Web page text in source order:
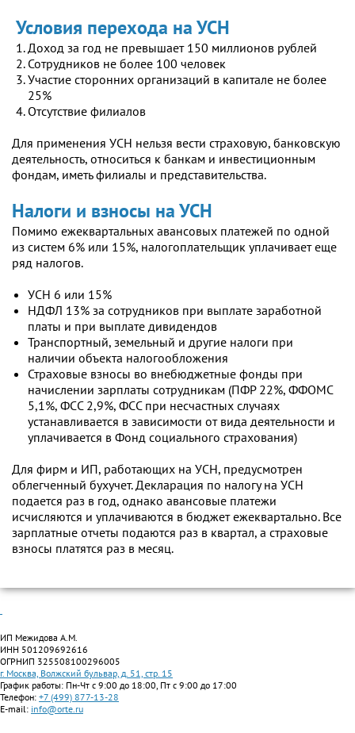
Условия перехода на УСН
Доход за год не превышает 150 миллионов рублей
Сотрудников не более 100 человек
Участие сторонних организаций в капитале не более
25%
Отсутствие филиалов
Для применения УСН нельзя вести страховую, банковскую
деятельность, относиться к банкам и инвестиционным
фондам, иметь филиалы и представительства.
Налоги и взносы на УСН
Помимо ежеквартальных авансовых платежей по одной
из систем 6% или 15%, налогоплательщик уплачивает еще
ряд налогов.
УСН 6 или 15%
НДФЛ 13% за сотрудников при выплате заработной
платы и при выплате дивидендов
Транспортный, земельный и другие налоги при
наличии объекта налогообложения
Страховые взносы во внебюджетные фонды при
начислении зарплаты сотрудникам (ПФР 22%, ФФОМС
5,1%, ФСС 2,9%, ФСС при несчастных случаях
устанавливается в зависимости от вида деятельности и
уплачивается в Фонд социального страхования)
Для фирм и ИП, работающих на УСН, предусмотрен
облегченный бухучет. Декларация по налогу на УСН
подается раз в год, однако авансовые платежи
исчисляются и уплачиваются в бюджет ежеквартально. Все
зарплатные отчеты подаются раз в квартал, а страховые
взносы платятся раз в месяц.
ИП Межидова А.М.
ИНН 501209692616
ОГРНИП 325508100296005
г. Москва, Волжский бульвар, д. 51, стр. 15
График работы: Пн-Чт с 9:00 до 18:00, Пт с 9:00 до 17:00
Телефон: +7 (499) 877-13-28
E-mail: info@orte.ru